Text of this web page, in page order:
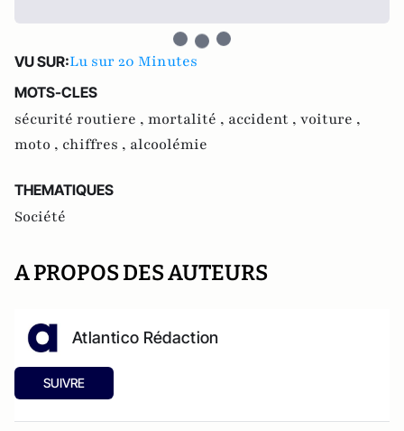
VU SUR:Lu sur 20 Minutes
MOTS-CLES
sécurité routiere , mortalité , accident , voiture ,
moto , chiffres , alcoolémie
THEMATIQUES
Société
A PROPOS DES AUTEURS
Atlantico Rédaction
SUIVRE